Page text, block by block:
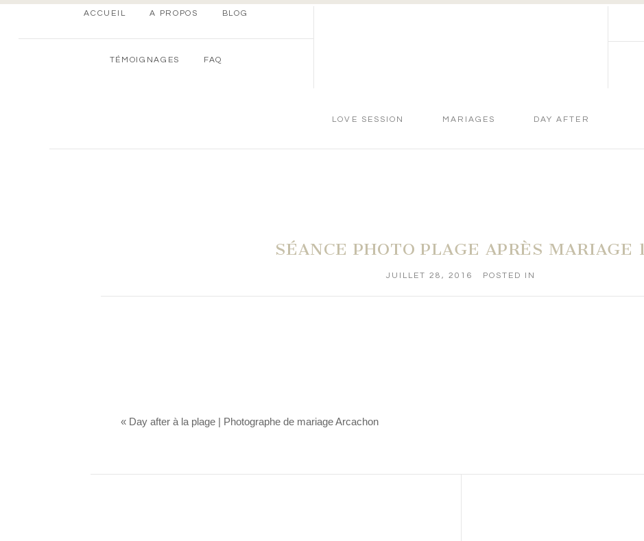
ACCUEIL A PROPOS BLOG
TÉMOIGNAGES FAQ
LOVE SESSION MARIAGES DAY AFTER
SÉANCE PHOTO PLAGE APRÈS MARIAGE 1
JUILLET 28, 2016 POSTED IN
« Day after à la plage | Photographe de mariage Arcachon